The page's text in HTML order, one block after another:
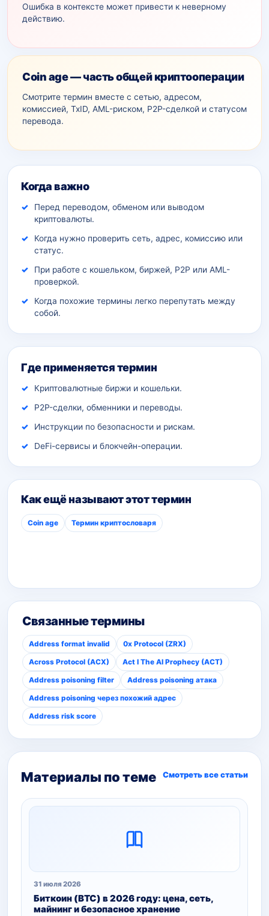
Ошибка в контексте может привести к неверному
действию.
Coin age — часть общей криптооперации
Смотрите термин вместе с сетью, адресом,
комиссией, TxID, AML-рискoм, P2P-сделкой и статусом
перевода.
Дополнительный контекст
Когда важно
Перед переводом, обменом или выводом
криптовалюты.
Когда нужно проверить сеть, адрес, комиссию или
статус.
При работе с кошельком, биржей, P2P или AML-
проверкой.
Когда похожие термины легко перепутать между
собой.
Где применяется термин
Криптовалютные биржи и кошельки.
P2P-сделки, обменники и переводы.
Инструкции по безопасности и рискам.
DeFi-сервисы и блокчейн-операции.
Как ещё называют этот термин
Coin age Термин криптословаря
Связанные термины
Address format invalid 0x Protocol (ZRX)
Across Protocol (ACX) Act I The AI Prophecy (ACT)
Address poisoning filter Address poisoning атака
Address poisoning через похожий адрес
Address risk score
Материалы по теме Смотреть все статьи
31 июля 2026
Биткоин (BTC) в 2026 году: цена, сеть,
майнинг и безопасное хранение